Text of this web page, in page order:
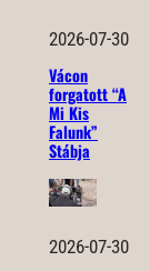
2026-07-30
Vácon
forgatott “A
Mi Kis
Falunk”
Stábja
2026-07-30